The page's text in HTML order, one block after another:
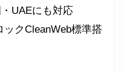
UAEにも対応
クCleanWeb標準搭